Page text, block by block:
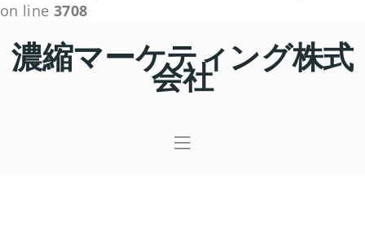
on line 3708
濃縮マーケティング株式
会社